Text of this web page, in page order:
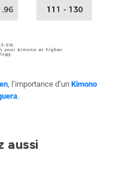
, l’importance d’un Kimono
.
aussi